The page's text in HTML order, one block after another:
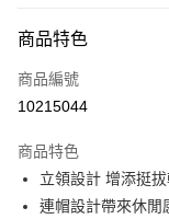
信用卡一次付款
信用卡分期付款
合作金庫商業銀行
華南商業銀行
上海商業儲蓄銀行
LINE Pay
Apple Pay
商品特色
商品編號
10215044
商品特色
立領設計 增添挺
連帽設計帶來休閒